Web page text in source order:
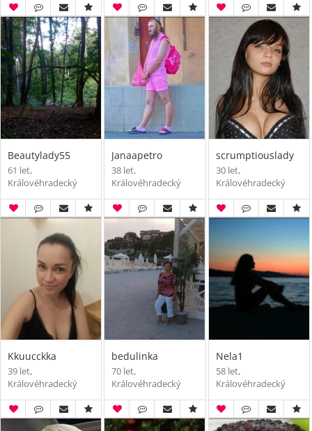
Beautylady55
61 let,
Královéhradecký
Janaapetro
38 let,
Královéhradecký
scrumptiouslady
30 let,
Královéhradecký
Kkuucckka
39 let,
Královéhradecký
bedulinka
70 let,
Královéhradecký
Nela1
58 let,
Královéhradecký